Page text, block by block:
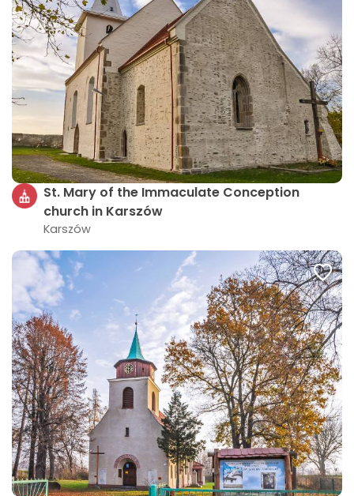
St. Mary of the Immaculate Conception
church in Karszów
Karszów